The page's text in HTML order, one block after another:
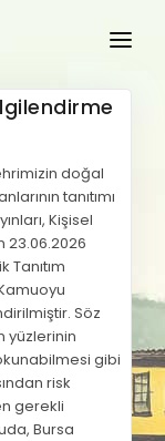
doğal
tanıtımı
Kişisel
23.06.2026
Söz
yüzlerinin
gibi
risk
gerekli
Bursa